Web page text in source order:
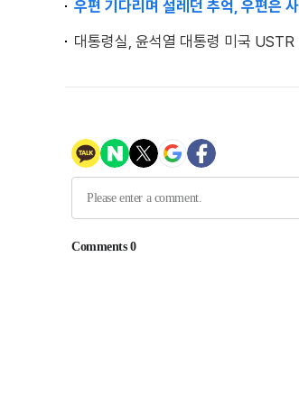
우편 기다리며 설레던 추억, 우편은
대통령실, 윤석열 대통령 미국